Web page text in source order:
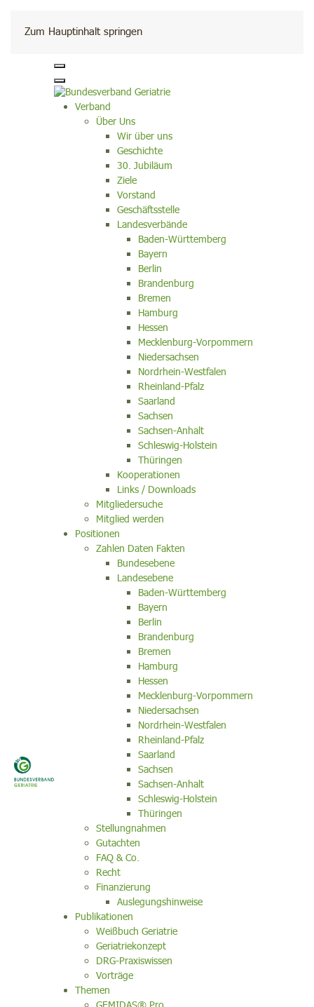
Zum Hauptinhalt springen
Kontakt
Verband
Über Uns
Wir über uns
Geschichte
30. Jubiläum
Ziele
Vorstand
Geschäftsstelle
Landesverbände
Baden-Württemberg
Bayern
Berlin
Brandenburg
Bremen
Hamburg
Hessen
Mecklenburg-Vorpommern
Niedersachsen
Nordrhein-Westfalen
Rheinland-Pfalz
Saarland
Sachsen
Sachsen-Anhalt
Schleswig-Holstein
Thüringen
Kooperationen
Links / Downloads
Mitgliedersuche
Mitglied werden
Positionen
Zahlen Daten Fakten
Bundesebene
Landesebene
Baden-Württemberg
Bayern
Berlin
Brandenburg
Bremen
Hamburg
Hessen
Mecklenburg-Vorpommern
Niedersachsen
Nordrhein-Westfalen
Rheinland-Pfalz
Saarland
Sachsen
Sachsen-Anhalt
Schleswig-Holstein
Thüringen
Stellungnahmen
Gutachten
FAQ & Co.
Recht
Finanzierung
Auslegungshinweise
Publikationen
Weißbuch Geriatrie
Geriatriekonzept
DRG-Praxiswissen
Vorträge
Themen